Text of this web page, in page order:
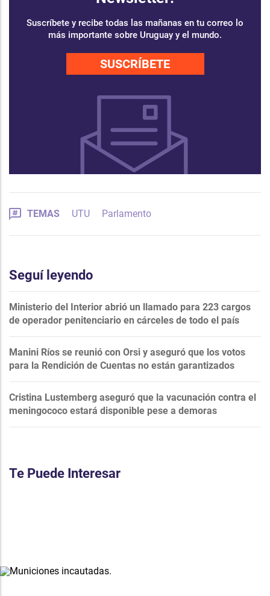
Suscríbete y recibe todas las mañanas en tu correo lo
más importante sobre Uruguay y el mundo.
SUSCRÍBETE
TEMAS UTU Parlamento
Seguí leyendo
Ministerio del Interior abrió un llamado para 223 cargos
de operador penitenciario en cárceles de todo el país
Manini Ríos se reunió con Orsi y aseguró que los votos
para la Rendición de Cuentas no están garantizados
Cristina Lustemberg aseguró que la vacunación contra el
meningococo estará disponible pese a demoras
Te Puede Interesar